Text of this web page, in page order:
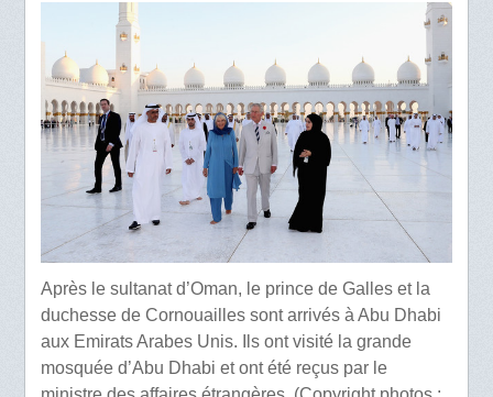
Après le sultanat d’Oman, le prince de Galles et la
duchesse de Cornouailles sont arrivés à Abu Dhabi
aux Emirats Arabes Unis. Ils ont visité la grande
mosquée d’Abu Dhabi et ont été reçus par le